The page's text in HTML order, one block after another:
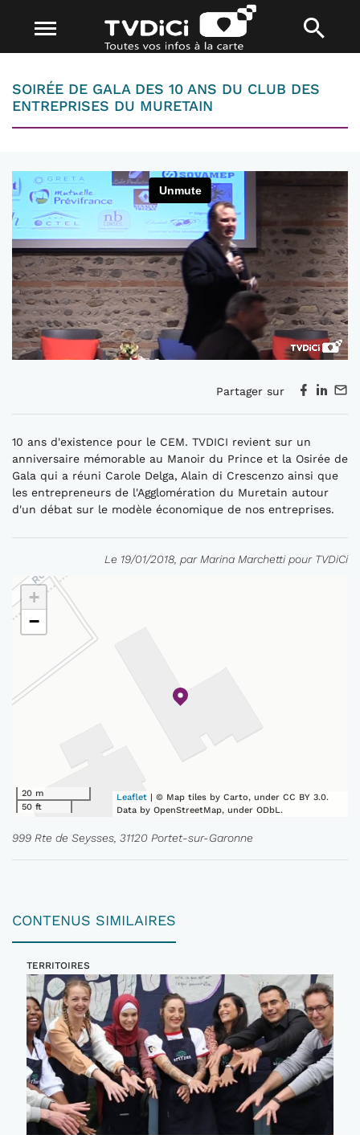
SOIRÉE DE GALA DES 10 ANS DU CLUB DES
ENTREPRISES DU MURETAIN
Partager sur
10 ans d'existence pour le CEM. TVDICI revient sur un
anniversaire mémorable au Manoir du Prince et la Osirée de
Gala qui a réuni Carole Delga, Alain di Crescenzo ainsi que
les entrepreneurs de l'Agglomération du Muretain autour
d'un débat sur le modèle économique de nos entreprises.
Le 19/01/2018, par Marina Marchetti pour TVDiCi
+
−
20 m
50 ft
Leaflet | © Map tiles by Carto, under CC BY 3.0.
Data by OpenStreetMap, under ODbL.
999 Rte de Seysses, 31120 Portet-sur-Garonne
CONTENUS SIMILAIRES
TERRITOIRES